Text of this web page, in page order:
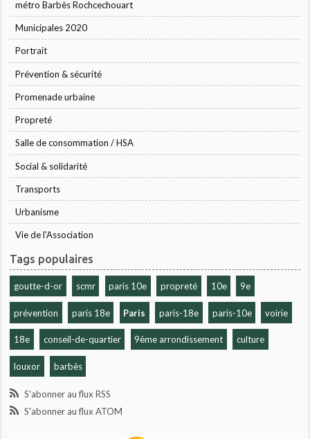
métro Barbès Rochcechouart
Municipales 2020
Portrait
Prévention & sécurité
Promenade urbaine
Propreté
Salle de consommation / HSA
Social & solidarité
Transports
Urbanisme
Vie de l'Association
Tags populaires
goutte-d-or scmr paris 10e propreté 10e 9e
prévention paris 18e Paris paris-18e paris-10e voirie
18e conseil-de-quartier 9ème arrondissement culture
louxor barbès
S'abonner au flux RSS
S'abonner au flux ATOM